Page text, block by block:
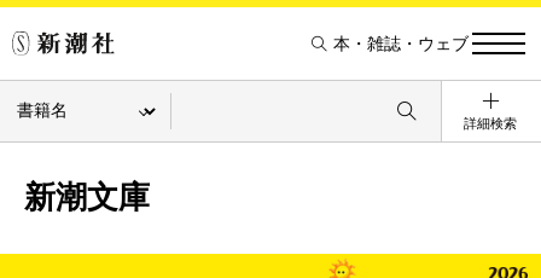
本・雑誌・ウェブ
詳細検索
新潮文庫